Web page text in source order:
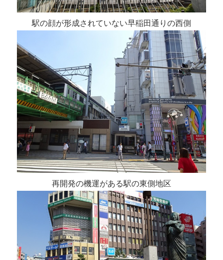
駅の顔が形成されていない早稲田通りの西側
再開発の機運がある駅の東側地区